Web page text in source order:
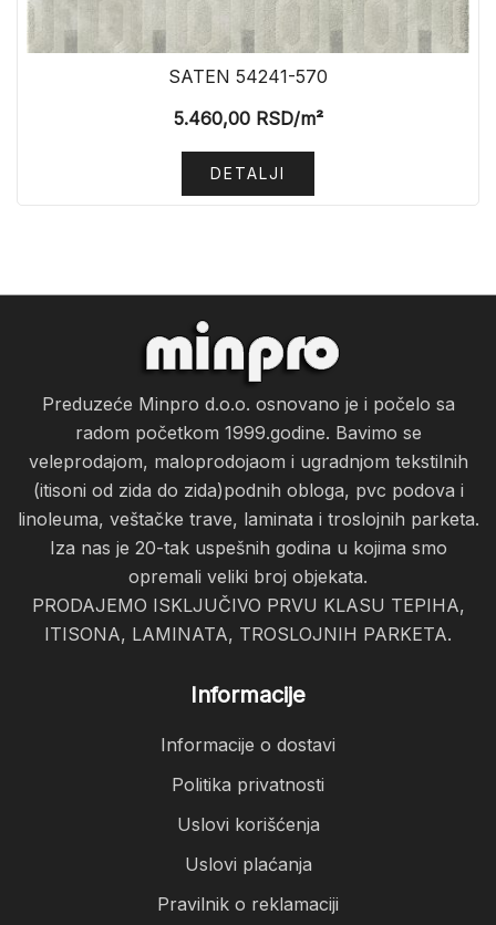
SATEN 54241-570
5.460,00RSD/m²
DETALJI
Preduzeće Minpro d.o.o. osnovano je i počelo sa
radom početkom 1999.godine. Bavimo se
veleprodajom, maloprodojaom i ugradnjom tekstilnih
(itisoni od zida do zida)podnih obloga, pvc podova i
linoleuma, veštačke trave, laminata i troslojnih parketa.
Iza nas je 20-tak uspešnih godina u kojima smo
opremali veliki broj objekata.
PRODAJEMO ISKLJUČIVO PRVU KLASU TEPIHA,
ITISONA, LAMINATA, TROSLOJNIH PARKETA.
Informacije
Informacije o dostavi
Politika privatnosti
Uslovi korišćenja
Uslovi plaćanja
Pravilnik o reklamaciji